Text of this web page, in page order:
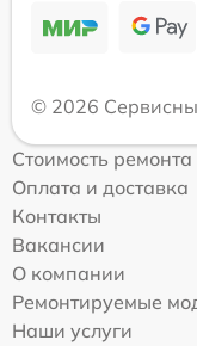
© 2026
Стоимость ремонта
Оплата и доставка
Контакты
Вакансии
О компании
Ремонтируемые
Наши услуги